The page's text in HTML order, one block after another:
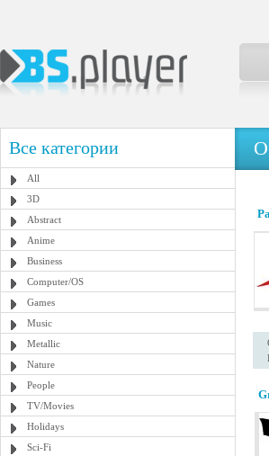
Все категории
All
3D
Abstract
Anime
Business
Computer/OS
Games
Music
Metallic
Nature
People
TV/Movies
Holidays
Sci-Fi